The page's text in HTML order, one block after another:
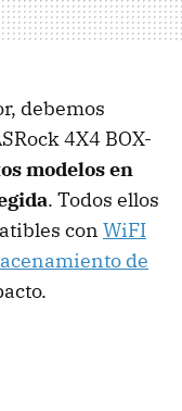
debemos
4X4 BOX-
modelos en
. Todos ellos
con WiFI
de